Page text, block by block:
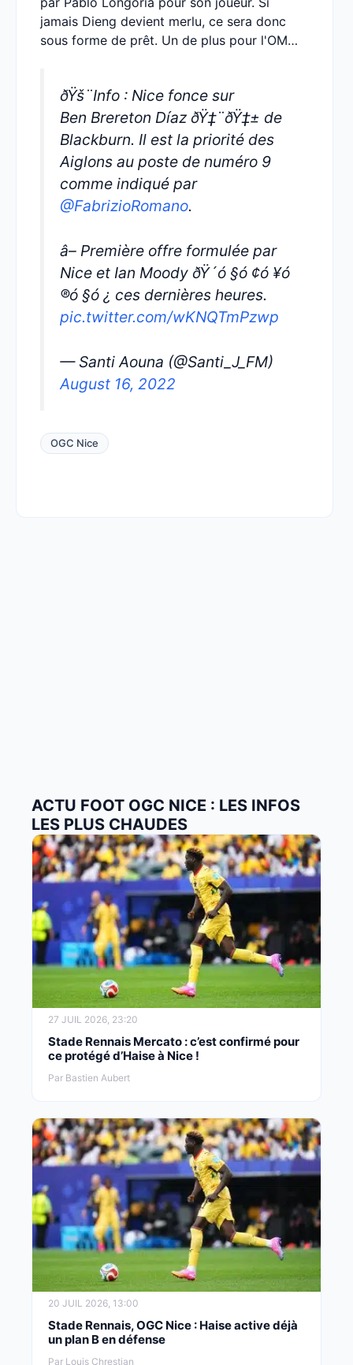
jamais Dieng devient merlu, ce sera donc
sous forme de prêt. Un de plus pour l'OM…
ðŸš¨Info : Nice fonce sur
Ben Brereton Díaz ðŸ‡¨ðŸ‡± de
Blackburn. Il est la priorité des
Aiglons au poste de numéro 9
comme indiqué par
@FabrizioRomano.
â– Première offre formulée par
Nice et Ian Moody ðŸ´ó §ó ¢ó ¥ó
®ó §ó ¿ ces dernières heures.
pic.twitter.com/wKNQTmPzwp
— Santi Aouna (@Santi_J_FM)
August 16, 2022
OGC Nice
ACTU FOOT OGC NICE : LES INFOS
LES PLUS CHAUDES
27 JUIL 2026, 23:20
Stade Rennais Mercato : c’est confirmé pour
ce protégé d’Haise à Nice !
Par Bastien Aubert
20 JUIL 2026, 13:00
Stade Rennais, OGC Nice : Haise active déjà
un plan B en défense
Par Louis Chrestian